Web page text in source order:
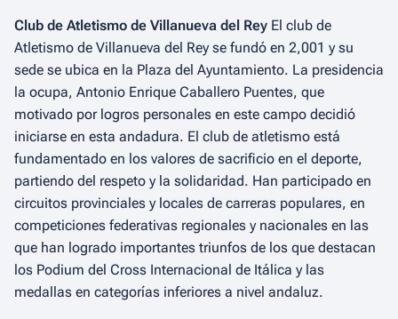
Club de Atletismo de Villanueva del Rey El club de
Atletismo de Villanueva del Rey se fundó en 2,001 y su
sede se ubica en la Plaza del Ayuntamiento. La presidencia
la ocupa, Antonio Enrique Caballero Puentes, que
motivado por logros personales en este campo decidió
iniciarse en esta andadura. El club de atletismo está
fundamentado en los valores de sacrificio en el deporte,
partiendo del respeto y la solidaridad. Han participado en
circuitos provinciales y locales de carreras populares, en
competiciones federativas regionales y nacionales en las
que han logrado importantes triunfos de los que destacan
los Podium del Cross Internacional de Itálica y las
medallas en categorías inferiores a nivel andaluz.